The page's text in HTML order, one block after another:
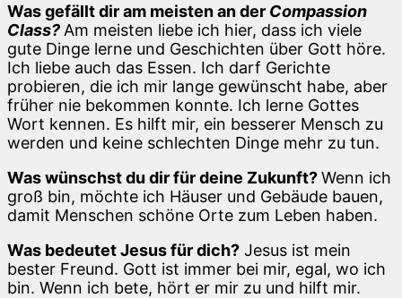
Was gefällt dir am meisten an der Compassion
Class? Am meisten liebe ich hier, dass ich viele
gute Dinge lerne und Geschichten über Gott höre.
Ich liebe auch das Essen. Ich darf Gerichte
probieren, die ich mir lange gewünscht habe, aber
früher nie bekommen konnte. Ich lerne Gottes
Wort kennen. Es hilft mir, ein besserer Mensch zu
werden und keine schlechten Dinge mehr zu tun.
Was wünschst du dir für deine Zukunft?Wenn ich
groß bin, möchte ich Häuser und Gebäude bauen,
damit Menschen schöne Orte zum Leben haben.
Was bedeutet Jesus für dich? Jesus ist mein
bester Freund. Gott ist immer bei mir, egal, wo ich
bin. Wenn ich bete, hört er mir zu und hilft mir.